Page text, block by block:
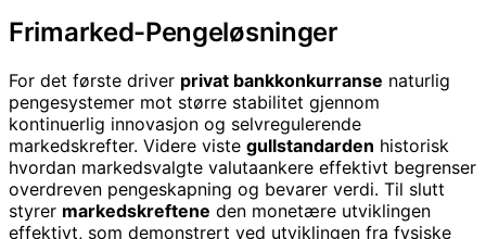
Frimarked-Pengeløsninger
For det første driver privat bankkonkurranse naturlig
pengesystemer mot større stabilitet gjennom
kontinuerlig innovasjon og selvregulerende
markedskrefter. Videre viste gullstandarden historisk
hvordan markedsvalgte valutaankere effektivt begrenser
overdreven pengeskapning og bevarer verdi. Til slutt
styrer markedskreftene den monetære utviklingen
effektivt, som demonstrert ved utviklingen fra fysiske